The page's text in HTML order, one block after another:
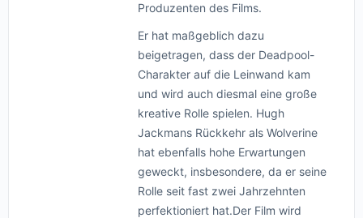
Produzenten des Films.
Er hat maßgeblich dazu
beigetragen, dass der Deadpool-
Charakter auf die Leinwand kam
und wird auch diesmal eine große
kreative Rolle spielen. Hugh
Jackmans Rückkehr als Wolverine
hat ebenfalls hohe Erwartungen
geweckt, insbesondere, da er seine
Rolle seit fast zwei Jahrzehnten
perfektioniert hat.Der Film wird